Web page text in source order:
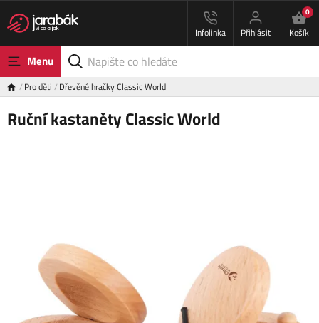
Infolinka Přihlásit
0
Košík
Menu
Pro děti Dřevěné hračky Classic World
Ruční kastaněty Classic World